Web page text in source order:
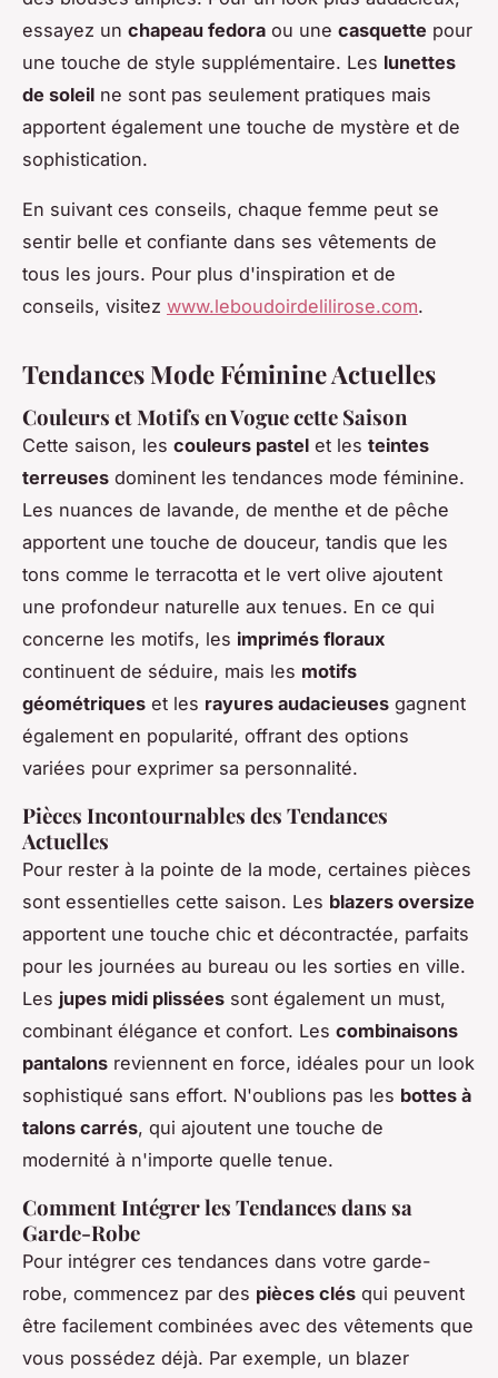
essayez un chapeau fedora ou une casquette pour
une touche de style supplémentaire. Les lunettes
de soleil ne sont pas seulement pratiques mais
apportent également une touche de mystère et de
sophistication.
En suivant ces conseils, chaque femme peut se
sentir belle et confiante dans ses vêtements de
tous les jours. Pour plus d'inspiration et de
conseils, visitez www.leboudoirdelilirose.com.
Tendances Mode Féminine Actuelles
Couleurs et Motifs en Vogue cette Saison
Cette saison, les couleurs pastel et les teintes
terreuses dominent les tendances mode féminine.
Les nuances de lavande, de menthe et de pêche
apportent une touche de douceur, tandis que les
tons comme le terracotta et le vert olive ajoutent
une profondeur naturelle aux tenues. En ce qui
concerne les motifs, les imprimés floraux
continuent de séduire, mais les motifs
géométriques et les rayures audacieuses gagnent
également en popularité, offrant des options
variées pour exprimer sa personnalité.
Pièces Incontournables des Tendances
Actuelles
Pour rester à la pointe de la mode, certaines pièces
sont essentielles cette saison. Les blazers oversize
apportent une touche chic et décontractée, parfaits
pour les journées au bureau ou les sorties en ville.
Les jupes midi plissées sont également un must,
combinant élégance et confort. Les combinaisons
pantalons reviennent en force, idéales pour un look
sophistiqué sans effort. N'oublions pas les bottes à
talons carrés, qui ajoutent une touche de
modernité à n'importe quelle tenue.
Comment Intégrer les Tendances dans sa
Garde-Robe
Pour intégrer ces tendances dans votre garde-
robe, commencez par des pièces clés qui peuvent
être facilement combinées avec des vêtements que
vous possédez déjà. Par exemple, un blazer